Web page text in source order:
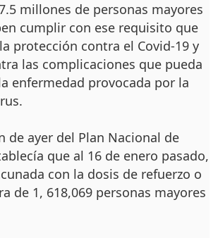
millo­nes de personas mayores
cumplir con ese requisito que
protección contra el Covid-19 y
las complica­ciones que pueda
enfermedad pro­vocada por la
de ayer del Plan Nacional de
que al 16 de enero pasado,
con la dosis de refuerzo o
de 1, 618,069 per­sonas mayores